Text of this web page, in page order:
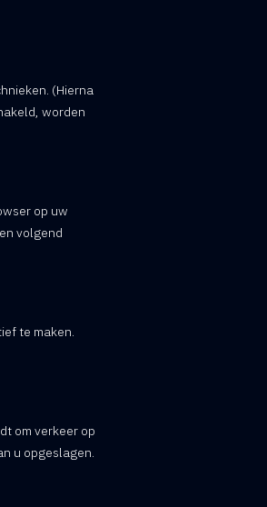
(Hierna
worden
op uw
volgend
te maken.
om verkeer op
u opgeslagen.